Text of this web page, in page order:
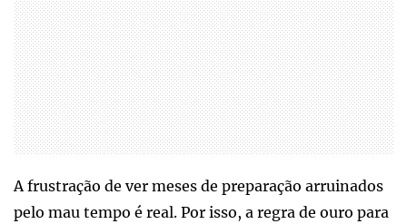
A frustração de ver meses de preparação arruinados
pelo mau tempo é real. Por isso, a regra de ouro para